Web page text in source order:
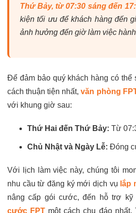
Thứ Bảy, từ 07:30 sáng đến
kiện tối ưu để khách hàng đến
ảnh hưởng đến giờ làm việc
Để đảm bảo quý khách hàng có thể
cách thuận tiện nhất,văn phòng
với khung giờ sau:
Thứ Hai đến Thứ Bảy: Từ
Chủ Nhật và Ngày Lễ: Đóng
Với lịch làm việc này, chúng tôi
nhu cầu từ đăng ký mới dịch vụ lắp
nâng cấp gói cước, đến hỗ trợ kỹ
cước FPT một cách chu đáo nhất.